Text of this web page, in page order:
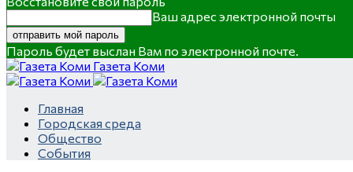
Ваш адрес электронной почты
Пароль будет выслан Вам по электронной почте.
Газета Коми
Главная
Городская среда
Общество
События